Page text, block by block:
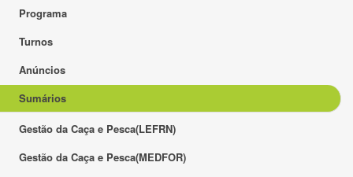
Programa
Turnos
Anúncios
Sumários
Gestão da Caça e Pesca(LEFRN)
Gestão da Caça e Pesca(MEDFOR)